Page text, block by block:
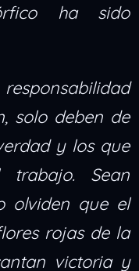
ha sido
solo deben de
y los que
Sean
olviden que el
rojas de la
victoria y